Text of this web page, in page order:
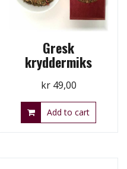
Gresk
kryddermiks
kr49,00
Add to cart